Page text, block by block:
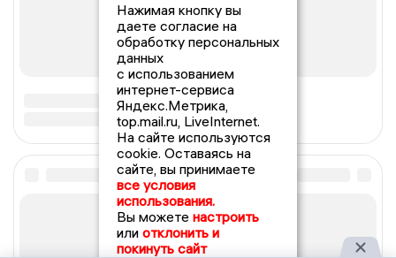
Нажимая кнопку вы
даете согласие на
обработку персональных
данных
с использованием
интернет-сервиса
Яндекс.Метрика,
top.mail.ru, LiveInternet.
На сайте используются
cookie. Оставаясь на
сайте, вы принимаете
все условия
использования.
Вы можете настроить
или отклонить и
покинуть сайт